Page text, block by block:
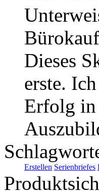
Dieses
erste.
Erfolg in
Erstellen Serienbriefes